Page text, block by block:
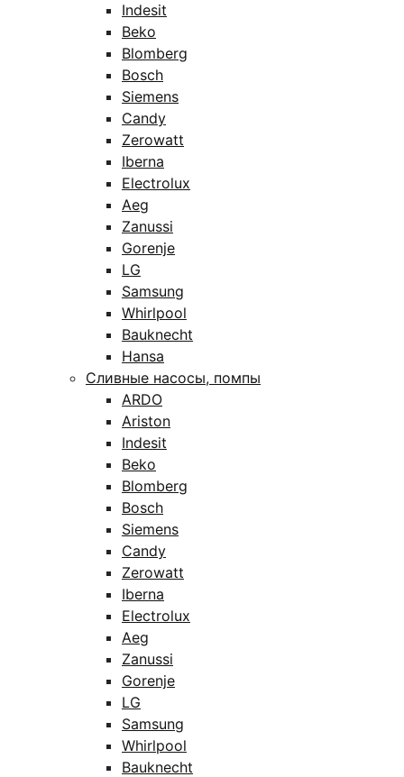
Indesit
Beko
Blomberg
Bosch
Siemens
Candy
Zerowatt
Iberna
Electrolux
Aeg
Zanussi
Gorenje
LG
Samsung
Whirlpool
Bauknecht
Hansa
Сливные насосы, помпы
ARDO
Ariston
Indesit
Beko
Blomberg
Bosch
Siemens
Candy
Zerowatt
Iberna
Electrolux
Aeg
Zanussi
Gorenje
LG
Samsung
Whirlpool
Bauknecht